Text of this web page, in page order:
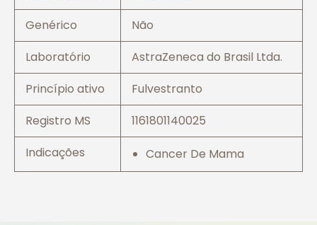
Genérico
Não
Laboratório
AstraZeneca do Brasil Ltda.
Princípio ativo
Fulvestranto
Registro MS
1161801140025
Indicações
Cancer De Mama